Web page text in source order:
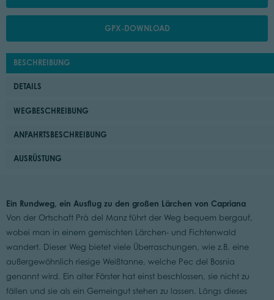
GPX-DOWNLOAD
BESCHREIBUNG
DETAILS
WEGBESCHREIBUNG
ANFAHRTSBESCHREIBUNG
AUSRÜSTUNG
Ein Rundweg, ein Ausflug zu den großen Lärchen von Capriana
Von der Ortschaft Prà del Manz führt der Weg bequem bergauf,
wobei man in einem gemischten Lärchen- und Fichtenwald
wandert. Dieser Weg bietet viele Überraschungen, wie z.B. eine
außergewöhnlich riesige Weißtanne, welche Pec del Bosnia
genannt wird. Ein alter Förster hat einst beschlossen, sie nicht zu
fällen und sie als ein Gemeingut stehen zu lassen. Längs dieses